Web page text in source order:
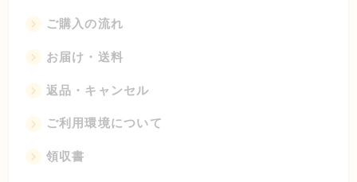
ご購入の流れ
お届け・送料
返品・キャンセル
ご利用環境について
領収書